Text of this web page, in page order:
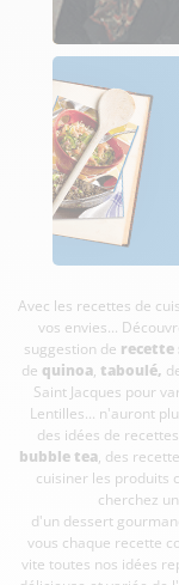
Avec les recettes de
vos envies...
suggestion de recette
de quinoa, taboulé,
Saint Jacques pour
Lentilles... n'auront
des idées de
bubble tea, des
cuisiner les produits
cherchez
d'un dessert
vous chaque recette
vite toutes nos idées